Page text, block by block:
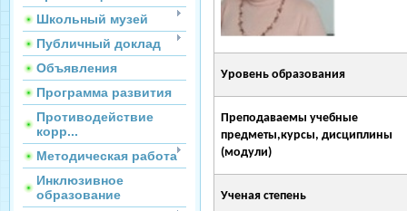
Школьный музей
Публичный доклад
Объявления
Программа развития
Противодействие
корр...
Методическая работа
Инклюзивное
образование
Уровень образования
Преподаваемы учебные
предметы,курсы, дисциплины
(модули)
Ученая степень